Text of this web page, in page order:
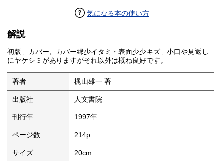
気になる本の使い方
解説
初版、カバー。カバー縁少イタミ・表面少少キズ、小口や見返し
にヤケシミがありますがそれ以外は概ね良好です。
著者 梶山雄一 著
出版社 人文書院
刊行年 1997年
ページ数 214p
サイズ 20cm